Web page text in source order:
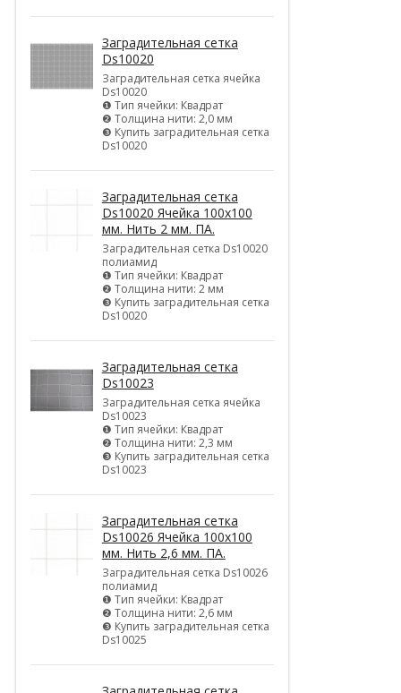
Заградительная сетка
Ds10020
Заградительная сетка ячейка
Ds10020
❶ Тип ячейки: Квадрат
❷ Толщина нити: 2,0 мм
❸ Купить заградительная сетка
Ds10020
Заградительная сетка
Ds10020 Ячейка 100х100
мм. Нить 2 мм. ПА.
Заградительная сетка Ds10020
полиамид
❶ Тип ячейки: Квадрат
❷ Толщина нити: 2 мм
❸ Купить заградительная сетка
Ds10020
Заградительная сетка
Ds10023
Заградительная сетка ячейка
Ds10023
❶ Тип ячейки: Квадрат
❷ Толщина нити: 2,3 мм
❸ Купить заградительная сетка
Ds10023
Заградительная сетка
Ds10026 Ячейка 100х100
мм. Нить 2,6 мм. ПА.
Заградительная сетка Ds10026
полиамид
❶ Тип ячейки: Квадрат
❷ Толщина нити: 2,6 мм
❸ Купить заградительная сетка
Ds10025